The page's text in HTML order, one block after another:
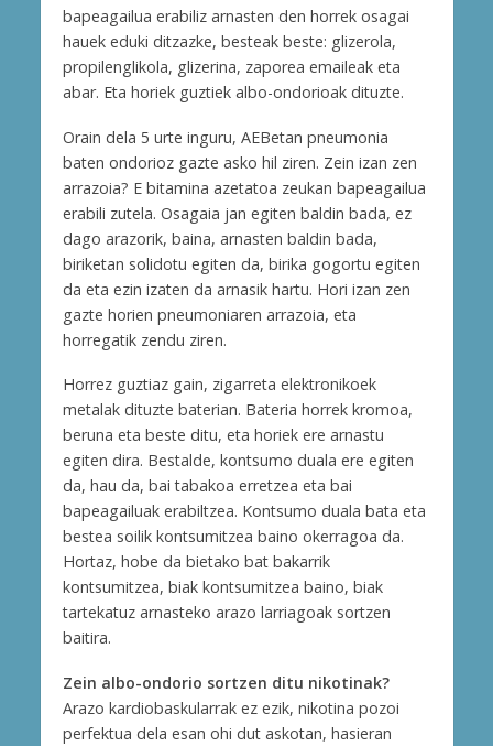
bapeagailua erabiliz arnasten den horrek osagai
hauek eduki ditzazke, besteak beste: glizerola,
propilenglikola, glizerina, zaporea emaileak eta
abar. Eta horiek guztiek albo-ondorioak dituzte.
Orain dela 5 urte inguru, AEBetan pneumonia
baten ondorioz gazte asko hil ziren. Zein izan zen
arrazoia? E bitamina azetatoa zeukan bapeagailua
erabili zutela. Osagaia jan egiten baldin bada, ez
dago arazorik, baina, arnasten baldin bada,
biriketan solidotu egiten da, birika gogortu egiten
da eta ezin izaten da arnasik hartu. Hori izan zen
gazte horien pneumoniaren arrazoia, eta
horregatik zendu ziren.
Horrez guztiaz gain, zigarreta elektronikoek
metalak dituzte baterian. Bateria horrek kromoa,
beruna eta beste ditu, eta horiek ere arnastu
egiten dira. Bestalde, kontsumo duala ere egiten
da, hau da, bai tabakoa erretzea eta bai
bapeagailuak erabiltzea. Kontsumo duala bata eta
bestea soilik kontsumitzea baino okerragoa da.
Hortaz, hobe da bietako bat bakarrik
kontsumitzea, biak kontsumitzea baino, biak
tartekatuz arnasteko arazo larriagoak sortzen
baitira.
Zein albo-ondorio sortzen ditu nikotinak?
Arazo kardiobaskularrak ez ezik, nikotina pozoi
perfektua dela esan ohi dut askotan, hasieran